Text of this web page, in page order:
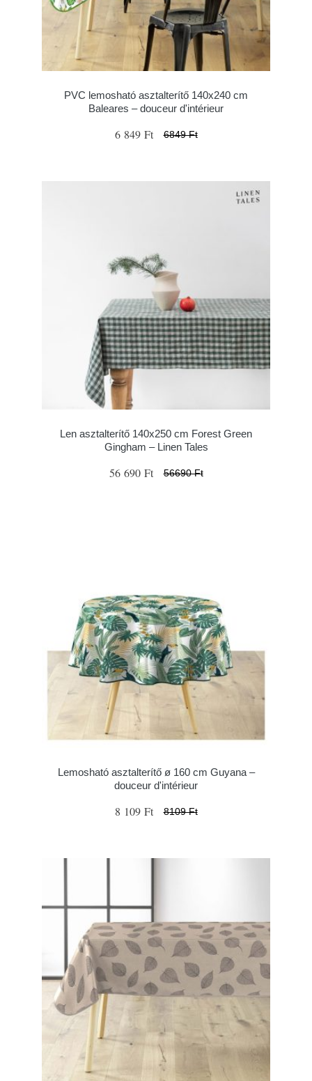
PVC lemosható asztalterítő 140x240 cm
Baleares – douceur d'intérieur
6 849 Ft 6849 Ft
Len asztalterítő 140x250 cm Forest Green
Gingham – Linen Tales
56 690 Ft 56690 Ft
Lemosható asztalterítő ø 160 cm Guyana –
douceur d'intérieur
8 109 Ft 8109 Ft